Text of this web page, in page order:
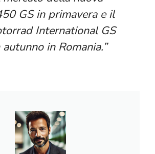
GS in primavera e il
International GS
in Romania.”